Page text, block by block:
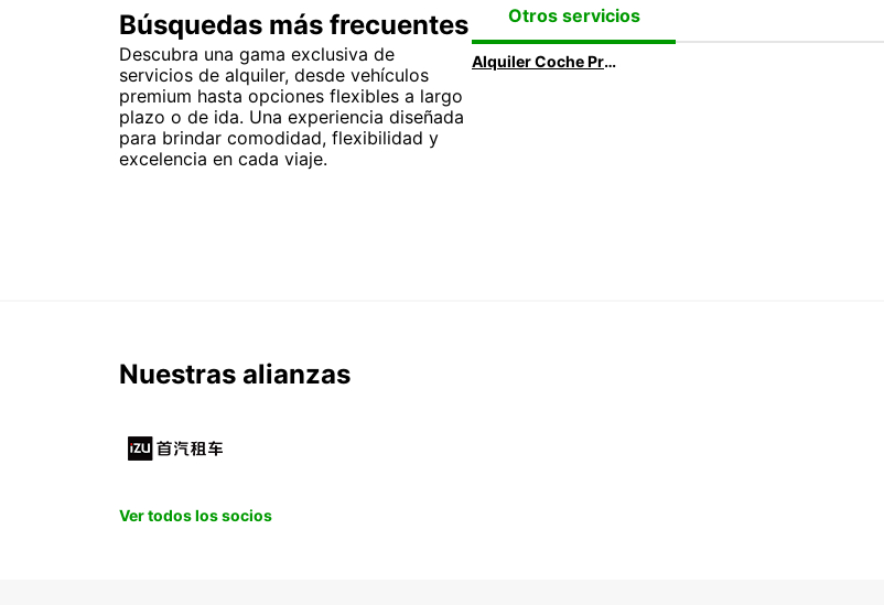
Búsquedas más frecuentes
Descubra una gama exclusiva de
servicios de alquiler, desde vehículos
premium hasta opciones flexibles a largo
plazo o de ida. Una experiencia diseñada
para brindar comodidad, flexibilidad y
excelencia en cada viaje.
Otros servicios
Alquiler Coche Premium: Viaje en el coche de sus sueños
Nuestras alianzas
Ver todos los socios